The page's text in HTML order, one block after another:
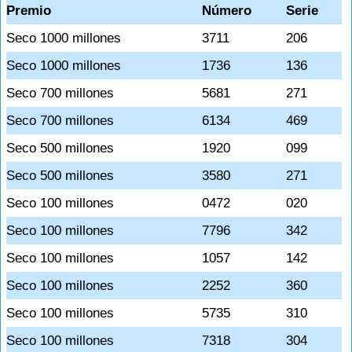
Premio Número
Serie
Seco 1000 millones
3711
206
Seco 1000 millones
1736
136
Seco 700 millones
5681
271
Seco 700 millones
6134
469
Seco 500 millones
1920
099
Seco 500 millones
3580
271
Seco 100 millones
0472
020
Seco 100 millones
7796
342
Seco 100 millones
1057
142
Seco 100 millones
2252
360
Seco 100 millones
5735
310
Seco 100 millones
7318 304